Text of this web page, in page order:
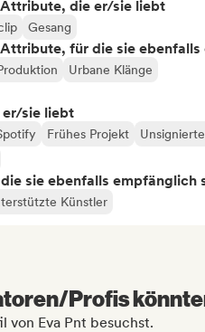
die er/sie liebt
Gesang
für die sie ebenfalls
Urbane Klänge
sie liebt
Frühes Projekt
sie ebenfalls empfänglich
Künstler
Profis
von Eva Pnt besuchst.